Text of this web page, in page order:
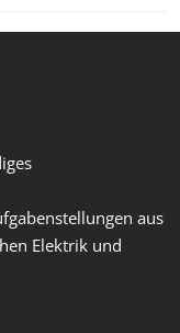
aus
Elektrik und